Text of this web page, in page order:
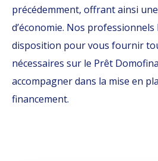
précédemment, offrant ainsi
d’économie. Nos
disposition pour vous fournir
nécessaires sur le Prêt
accompagner dans la mise en
financement.